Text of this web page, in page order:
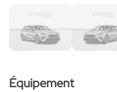
Équipement